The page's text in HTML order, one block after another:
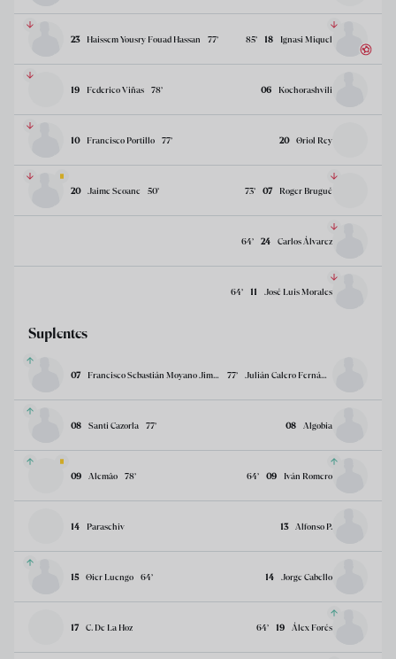
23 Haissem Yousry Fouad Hassan 77’ 18 Ignasi Miquel
85’
19 Federico Viñas 78’ 06 Kochorashvili
10 Francisco Portillo 77’ 20 Oriol Rey
20 Jaime Seoane 50’ 07 Roger Brugué
73’
24 Carlos Álvarez
64’
11 José Luis Morales
64’
Suplentes
07 Francisco Sebastián Moyano Jiménez 77’ Julián Calero Fernández
08 Santi Cazorla 77’ 08 Algobia
09 Alemâo 78’ 09 Iván Romero
64’
14 Paraschiv 13 Alfonso P.
15 Oier Luengo 64’ 14 Jorge Cabello
17 C. De La Hoz 19 Álex Forés
64’